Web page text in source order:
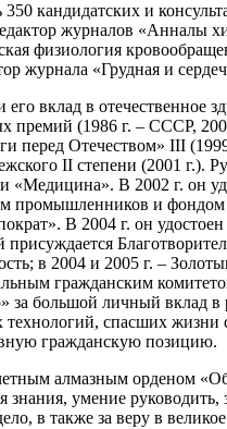
кандидатских и
журналов
физиология
журнала «Грудная и
вклад в отечественное
премий (1986 г. – СССР,
перед Отечеством» III
II степени (2001 г.).
«Медицина». В 2002 г. он
промышленников и фондом
В 2004 г. он
в 2004 и 2005 г. –
гражданским
за большой личный вклад
спасших
гражданскую позицию.
алмазным орденом
умение руководить,
в также за веру в